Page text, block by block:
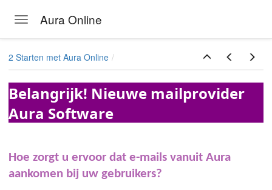
Toggle navigation
Aura Online
2 Starten met Aura Online
Belangrijk! Nieuwe mailprovider
Aura Software
Hoe zorgt u ervoor dat e-mails vanuit Aura
aankomen bij uw gebruikers?